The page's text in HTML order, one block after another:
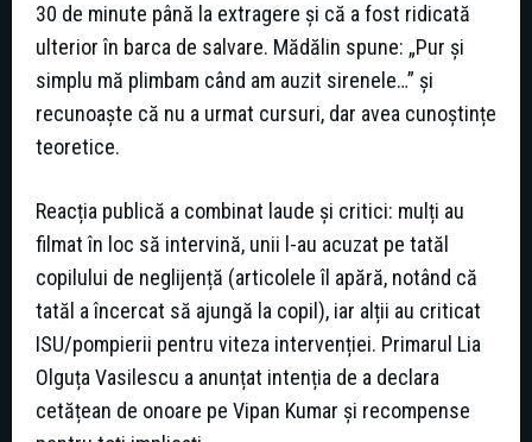
30 de minute până la extragere și că a fost ridicată
ulterior în barca de salvare. Mădălin spune: „Pur și
simplu mă plimbam când am auzit sirenele…” și
recunoaște că nu a urmat cursuri, dar avea cunoștințe
teoretice.
Reacția publică a combinat laude și critici: mulți au
filmat în loc să intervină, unii l-au acuzat pe tatăl
copilului de neglijență (articolele îl apără, notând că
tatăl a încercat să ajungă la copil), iar alții au criticat
ISU/pompierii pentru viteza intervenției. Primarul Lia
Olguța Vasilescu a anunțat intenția de a declara
cetățean de onoare pe Vipan Kumar și recompense